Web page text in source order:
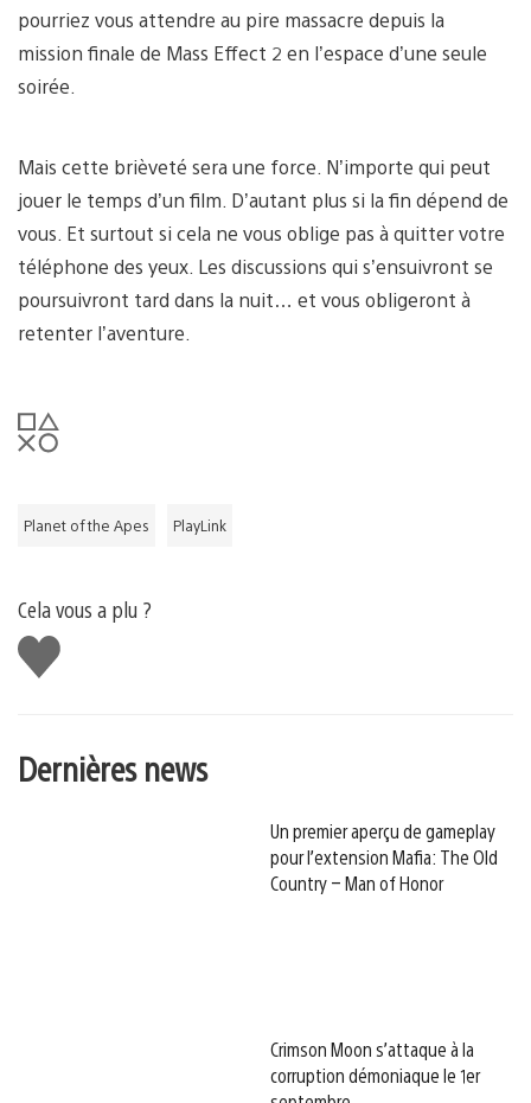
pourriez vous attendre au pire massacre depuis la
mission finale de Mass Effect 2 en l’espace d’une seule
soirée.
Mais cette brièveté sera une force. N’importe qui peut
jouer le temps d’un film. D’autant plus si la fin dépend de
vous. Et surtout si cela ne vous oblige pas à quitter votre
téléphone des yeux. Les discussions qui s’ensuivront se
poursuivront tard dans la nuit… et vous obligeront à
retenter l’aventure.
Planet of the Apes PlayLink
Cela vous a plu ?
J'aime
Dernières news
Un premier aperçu de gameplay
pour l’extension Mafia: The Old
Country – Man of Honor
Crimson Moon s’attaque à la
corruption démoniaque le 1er